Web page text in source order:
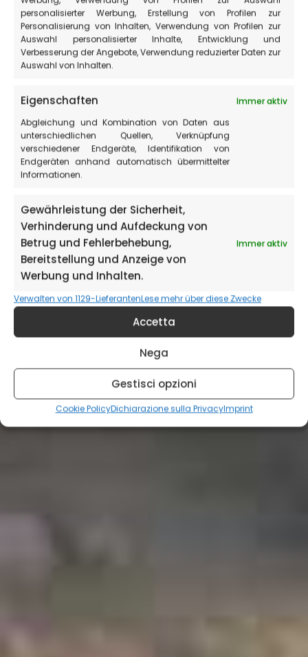
personalisierter Werbung, Erstellung von Profilen zur
Personalisierung von Inhalten, Verwendung von Profilen zur
Auswahl personalisierter Inhalte, Entwicklung und
Verbesserung der Angebote, Verwendung reduzierter Daten zur
Auswahl von Inhalten.
Eigenschaften
Immer aktiv
Abgleichung und Kombination von Daten aus
unterschiedlichen Quellen, Verknüpfung
verschiedener Endgeräte, Identifikation von
Endgeräten anhand automatisch übermittelter
Informationen.
Gewährleistung der Sicherheit,
Verhinderung und Aufdeckung von
Betrug und Fehlerbehebung,
Bereitstellung und Anzeige von
Werbung und Inhalten.
Immer aktiv
Verwalten von 1129-LieferantenLese mehr über diese Zwecke
Accetta
Nega
Gestisci opzioni
Cookie PolicyDichiarazione sulla PrivacyImprint
Urlaub in
Castelluccio
di Norcia, in
den
Sibillini-
Bergen